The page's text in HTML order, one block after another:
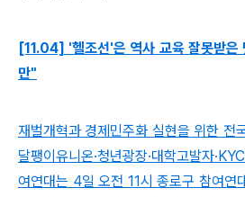
[11.04] '헬조선'은 역사 교육 잘못받은
만"
재벌개혁과 경제민주화 실현을 위한 전
달팽이유니온·청년광장·대학고발자
여연대는 4일 오전 11시 종로구 참여연